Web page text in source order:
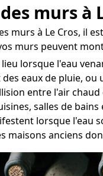
murs à
murs à Le Cros, il
murs peuvent
lorsque l'eau
eaux de pluie, ou
entre l'air
salles de
lorsque l'eau
maisons anciens